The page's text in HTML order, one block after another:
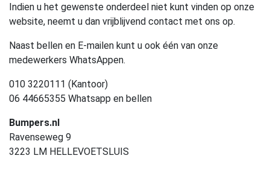
Indien u het gewenste onderdeel niet kunt vinden op onze
website, neemt u dan vrijblijvend contact met ons op.
Naast bellen en E-mailen kunt u ook één van onze
medewerkers WhatsAppen.
010 3220111 (Kantoor)
06 44665355 Whatsapp en bellen
Bumpers.nl
Ravenseweg 9
3223 LM HELLEVOETSLUIS